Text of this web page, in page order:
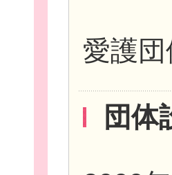
相談
愛護
団体